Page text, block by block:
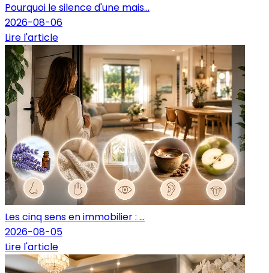
Pourquoi le silence d'une mais...
2026-08-06
Lire l'article
Les cinq sens en immobilier : ...
2026-08-05
Lire l'article